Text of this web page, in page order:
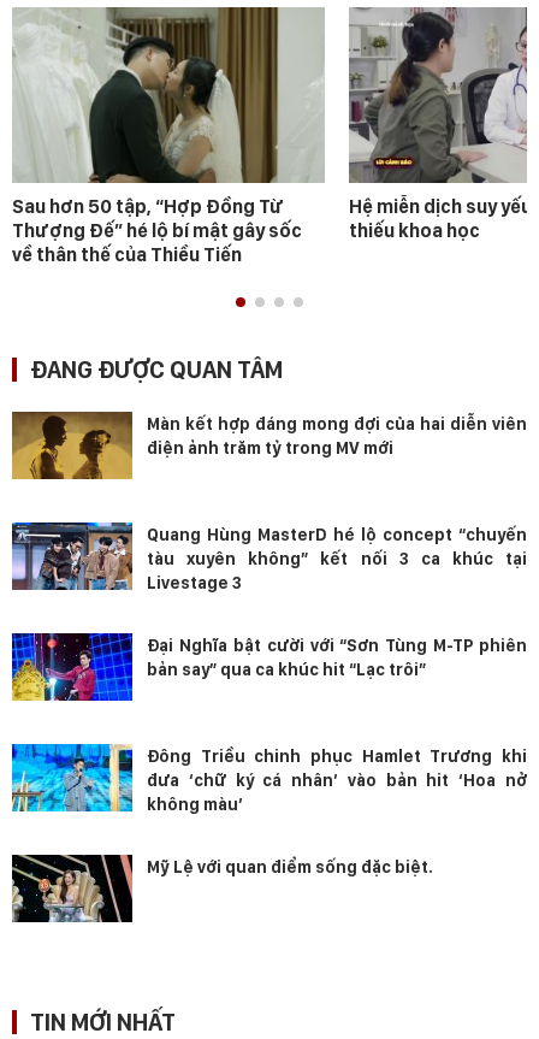
Sau hơn 50 tập, “Hợp Đồng Từ
Thượng Đế” hé lộ bí mật gây sốc
về thân thế của Thiều Tiến
Hệ miễn dịch suy
thiếu khoa học
ĐANG ĐƯỢC QUAN TÂM
Màn kết hợp đáng mong đợi của hai diễn viên
điện ảnh trăm tỷ trong MV mới
Quang Hùng MasterD hé lộ concept “chuyến
tàu xuyên không” kết nối 3 ca khúc tại
Livestage 3
Đại Nghĩa bật cười với “Sơn Tùng M-TP phiên
bản say” qua ca khúc hit “Lạc trôi”
Đông Triều chinh phục Hamlet Trương khi
đưa ‘chữ ký cá nhân’ vào bản hit ‘Hoa nở
không màu’
Mỹ Lệ với quan điểm sống đặc biệt.
TIN MỚI NHẤT